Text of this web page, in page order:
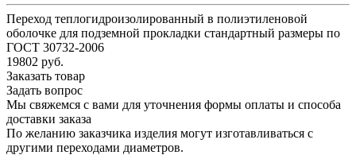
Переход теплогидроизолированный в полиэтиленовой
оболочке для подземной прокладки стандартный размеры по
ГОСТ 30732-2006
19802 руб.
Заказать товар
Задать вопрос
Мы свяжемся с вами для уточнения формы оплаты и способа
доставки заказа
По желанию заказчика изделия могут изготавливаться с
другими переходами диаметров.